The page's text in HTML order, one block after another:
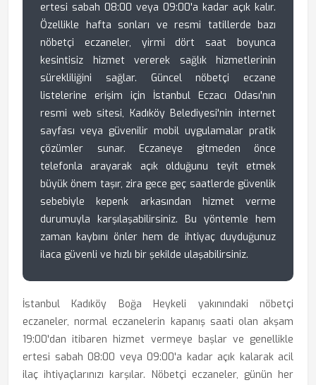
ertesi sabah 08:00 veya 09:00'a kadar açık kalır.
Özellikle hafta sonları ve resmi tatillerde bazı
nöbetçi eczaneler, yirmi dört saat boyunca
kesintisiz hizmet vererek sağlık hizmetlerinin
sürekliliğini sağlar. Güncel nöbetçi eczane
listelerine erişim için İstanbul Eczacı Odası'nın
resmi web sitesi, Kadıköy Belediyesi'nin internet
sayfası veya güvenilir mobil uygulamalar pratik
çözümler sunar. Eczaneye gitmeden önce
telefonla arayarak açık olduğunu teyit etmek
büyük önem taşır, zira gece geç saatlerde güvenlik
sebebiyle kepenk arkasından hizmet verme
durumuyla karşılaşabilirsiniz. Bu yöntemle hem
zaman kaybını önler hem de ihtiyaç duyduğunuz
ilaca güvenli ve hızlı bir şekilde ulaşabilirsiniz.
İstanbul Kadıköy Boğa Heykeli yakınındaki nöbetçi
eczaneler, normal eczanelerin kapanış saati olan akşam
19:00'dan itibaren hizmet vermeye başlar ve genellikle
ertesi sabah 08:00 veya 09:00'a kadar açık kalarak acil
ilaç ihtiyaçlarınızı karşılar. Nöbetçi eczaneler, günün her